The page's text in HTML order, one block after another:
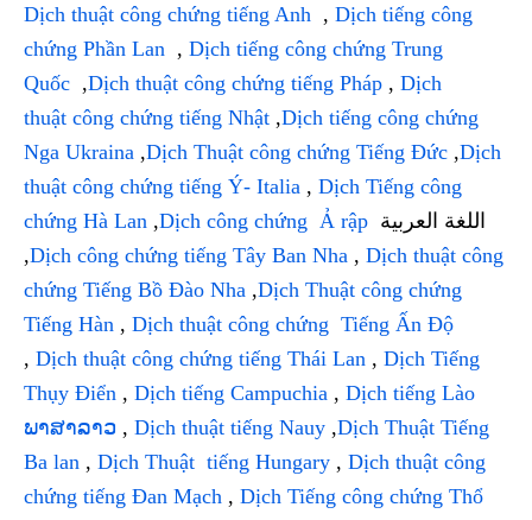
Dịch thuật công chứng tiếng Anh , Dịch tiếng công
chứng Phần Lan , Dịch tiếng công chứng Trung
Quốc ,Dịch thuật công chứng tiếng Pháp , Dịch
thuật công chứng tiếng Nhật ,Dịch tiếng công chứng
Nga Ukraina ,Dịch Thuật công chứng Tiếng Đức ,Dịch
thuật công chứng tiếng Ý- Italia , Dịch Tiếng công
chứng Hà Lan ,Dịch công chứng Ả rập
,Dịch công chứng tiếng Tây Ban Nha , Dịch thuật công
chứng Tiếng Bồ Đào Nha ,Dịch Thuật công chứng
Tiếng Hàn , Dịch thuật công chứng Tiếng Ấn Độ
, Dịch thuật công chứng tiếng Thái Lan , Dịch Tiếng
Thụy Điển , Dịch tiếng Campuchia , Dịch tiếng Lào
ພາສາລາວ , Dịch thuật tiếng Nauy ,Dịch Thuật Tiếng
Ba lan , Dịch Thuật tiếng Hungary , Dịch thuật công
chứng tiếng Đan Mạch , Dịch Tiếng công chứng Thổ